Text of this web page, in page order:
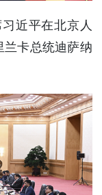
系方近平在北京人
兰卡总统迪萨纳